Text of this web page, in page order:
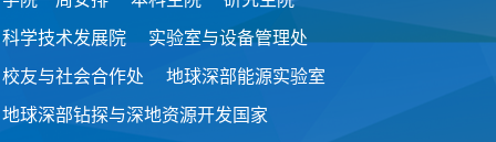
科学技术发展院 实验室与设备管理处
校友与社会合作处 地球深部能源实验室
地球深部钻探与深地资源开发国家